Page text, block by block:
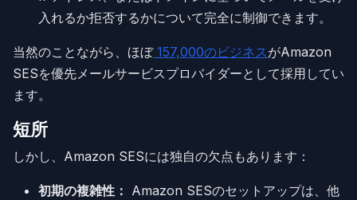
入れるか拒否するかについて完全に制御できます。
当然のことながら、ほぼ 157,000のビジネスがAmazon
SESを優先メールサービスプロバイダーとして採用してい
ます。
短所
しかし、Amazon SESには独自の欠点もあります：
初期の複雑性： Amazon SESのセットアップは、他